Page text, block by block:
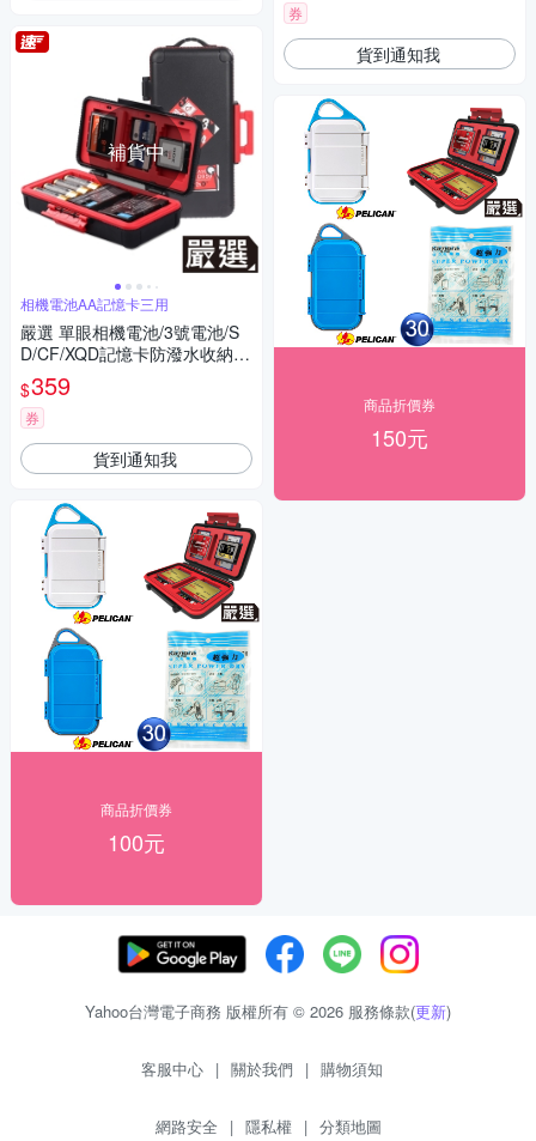
補貨中
相機電池AA記憶卡三用
嚴選 單眼相機電池/3號電池/S
D/CF/XQD記憶卡防潑水收納保
護盒
$359
券
貨到通知我
商品折價券
100元
券
貨到通知我
商品折價券
150元
Yahoo台灣電子商務 版權所有 © 2026 服務條款(更新)
客服中心 | 關於我們 | 購物須知
網路安全 | 隱私權 | 分類地圖